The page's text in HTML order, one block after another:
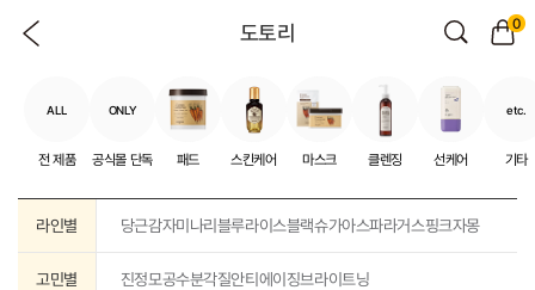
도토리 0
ALL
전 제품
ONLY
공식몰 단독 패드 스킨케어 마스크 클렌징 선케어
etc.
기타
라인별 당근감자미나리블루라이스블랙슈가아스파라거스핑크자몽
고민별 진정모공수분각질안티에이징브라이트닝